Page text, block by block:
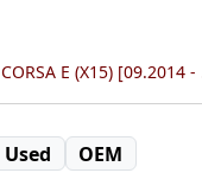
CORSA E (X15) [09.2014 -
Used OEM